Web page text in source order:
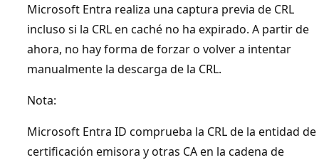
Microsoft Entra realiza una captura previa de CRL
incluso si la CRL en caché no ha expirado. A partir de
ahora, no hay forma de forzar o volver a intentar
manualmente la descarga de la CRL.
Nota:
Microsoft Entra ID comprueba la CRL de la entidad de
certificación emisora y otras CA en la cadena de